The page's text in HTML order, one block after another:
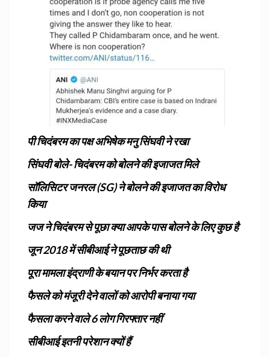
पी चिदंबरम का पक्ष अभिषेक मनु सिंघवी ने रखा
सिंघवी बोले- चिदंबरम को बोलने की इजाजत मिले
सॉलिसिटर जनरल (SG) ने बोलने की इजाजत का विरोध
किया
जज ने चिदंबरम से पूछा क्या आपके पास बोलने के लिए कुछ है
जून 2018 में सीबीआई ने पूछताछ की थी
पूरा मामला इंद्राणी के बयान पर निर्भर करता है
फैसले को मंजूरी देने वालों को आरोपी बनाया गया
फैसला करने वाले 6 लोग गिरफ्तार नहीं
सीबीआई इतनी परेशान क्यों हैं